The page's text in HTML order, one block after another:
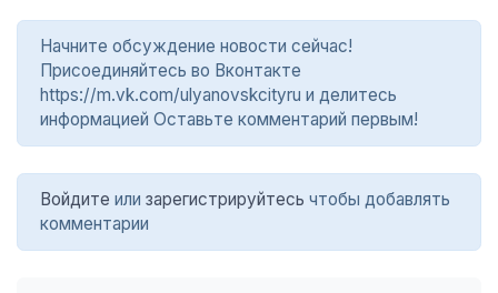
Начните обсуждение новости сейчас!
Присоединяйтесь во Вконтакте
https://m.vk.com/ulyanovskcityru и делитесь
информацией Оставьте комментарий первым!
Войдите или зарегистрируйтесь чтобы добавлять
комментарии